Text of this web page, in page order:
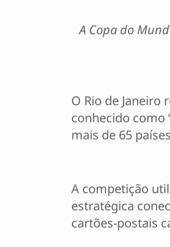
A Copa do
O Rio de Janeiro
conhecido como
mais de 65
A competição
estratégica
cartões-postais